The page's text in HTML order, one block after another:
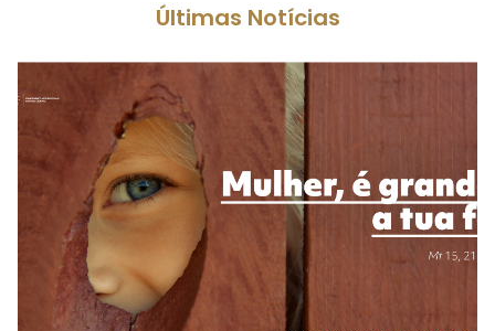
Últimas Notícias